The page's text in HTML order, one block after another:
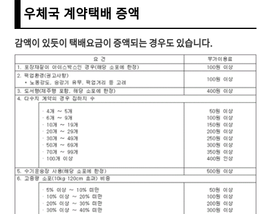
우체국 계약택배 증액
감액이 있듯이 택배요금이 증액되는 경우도 있습니다.